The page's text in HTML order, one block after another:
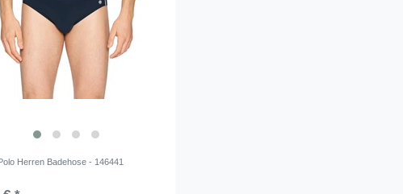
Herren Badehose - 146441